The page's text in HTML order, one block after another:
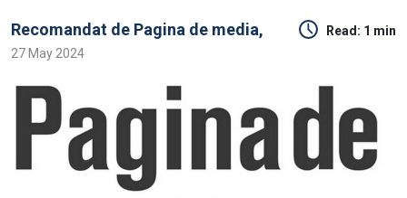
Recomandat de Pagina de media, Read: 1 min
27 May 2024